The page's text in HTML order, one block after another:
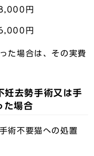
円
円
た場合は、その実費
去勢手術又は手
た場合
術不要猫への処置